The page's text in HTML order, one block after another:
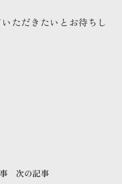
ただきたいとお待ちし
次の記事